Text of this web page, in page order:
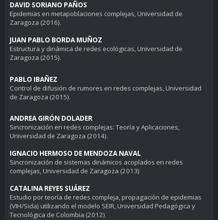
DAVID SORIANO PAÑOS
Epidemias en metapoblaciones complejas, Universidad de
Zaragoza (2016).
JUAN PABLO BORDA MUÑOZ
Estructura y dinámica de redes ecológicas, Universidad de
Zaragoza (2015).
PABLO IBAÑEZ
Control de difusión de rumores en redes complejas, Universidad
de Zaragoza (2015).
ANDREA GIRÓN DOLADER
Sincronización en redes complejas: Teoría y Aplicaciones,
Universidad de Zaragoza (2014).
IGNACIO HERMOSO DE MENDOZA NAVAL
Sincronización de sistemas dinámicos acoplados en redes
complejas, Universidad de Zaragoza (2013)
CATALINA REYES SUÁREZ
Estudio por teoría de redes compleja, propagación de epidemias
(VIH/Sida) utilizando el modelo SEIR, Universidad Pedagógica y
Tecnológica de Colombia (2012)